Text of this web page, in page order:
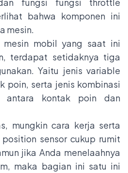
bahwa komponen ini
mesin.
mesin mobil yang saat ini
terdapat setidaknya tiga
Yaitu jenis variable
poin, serta jenis kombinasi
antara kontak poin dan
mungkin cara kerja serta
sensor cukup rumit
jika Anda menelaahnya
maka bagian ini satu ini